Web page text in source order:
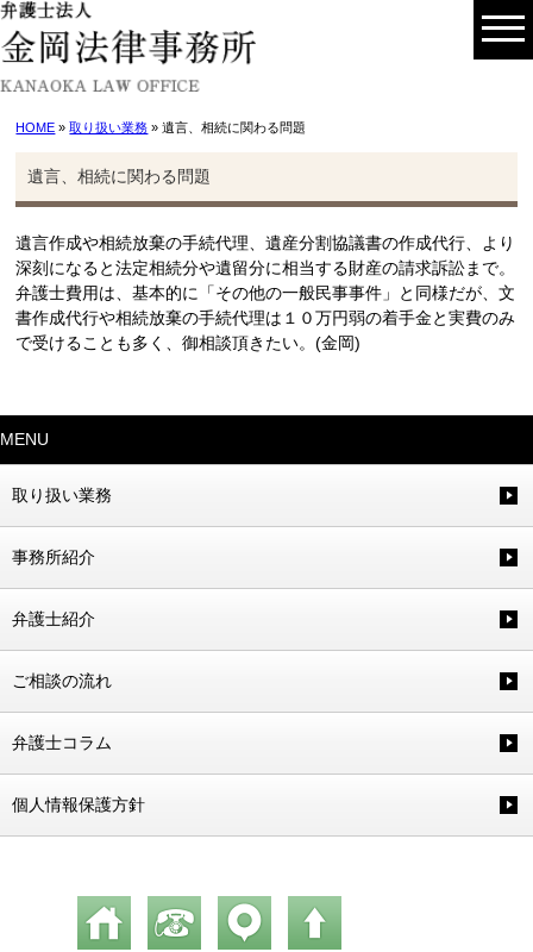
HOME »取り扱い業務 » 遺言、相続に関わる問題
遺言、相続に関わる問題
遺言作成や相続放棄の手続代理、遺産分割協議書の作成代行、より
深刻になると法定相続分や遺留分に相当する財産の請求訴訟まで。
弁護士費用は、基本的に「その他の一般民事事件」と同様だが、文
書作成代行や相続放棄の手続代理は１０万円弱の着手金と実費のみ
で受けることも多く、御相談頂きたい。(金岡)
MENU
取り扱い業務
事務所紹介
弁護士紹介
ご相談の流れ
弁護士コラム
個人情報保護方針